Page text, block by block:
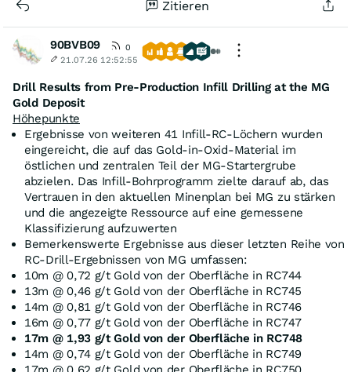
Zitieren
90BVB09
0
21.07.26 12:52:55
Drill Results from Pre-Production Infill Drilling at the MG
Gold Deposit
Höhepunkte
Ergebnisse von weiteren 41 Infill-RC-Löchern wurden
eingereicht, die auf das Gold-in-Oxid-Material im
östlichen und zentralen Teil der MG-Startergrube
abzielen. Das Infill-Bohrprogramm zielte darauf ab, das
Vertrauen in den aktuellen Minenplan bei MG zu stärken
und die angezeigte Ressource auf eine gemessene
Klassifizierung aufzuwerten
Bemerkenswerte Ergebnisse aus dieser letzten Reihe von
RC-Drill-Ergebnissen von MG umfassen:
10m @ 0,72 g/t Gold von der Oberfläche in RC744
13m @ 0,46 g/t Gold von der Oberfläche in RC745
14m @ 0,81 g/t Gold von der Oberfläche in RC746
16m @ 0,77 g/t Gold von der Oberfläche in RC747
17m @ 1,93 g/t Gold von der Oberfläche in RC748
14m @ 0,74 g/t Gold von der Oberfläche in RC749